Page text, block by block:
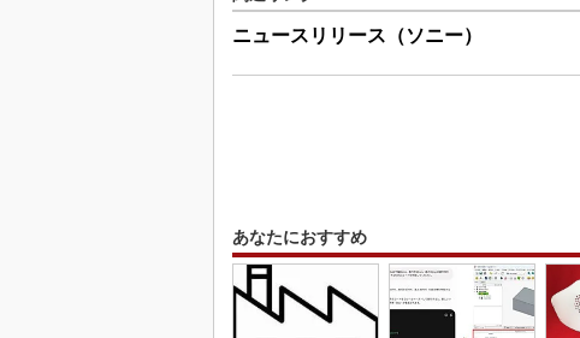
ニュースリリース（ソニー）
あなたにおすすめ